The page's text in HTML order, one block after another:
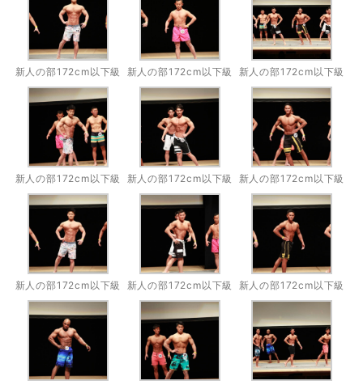
新人の部172cm以下級 新人の部172cm以下級 新人の部172cm以下級
新人の部172cm以下級 新人の部172cm以下級 新人の部172cm以下級
新人の部172cm以下級 新人の部172cm以下級 新人の部172cm以下級